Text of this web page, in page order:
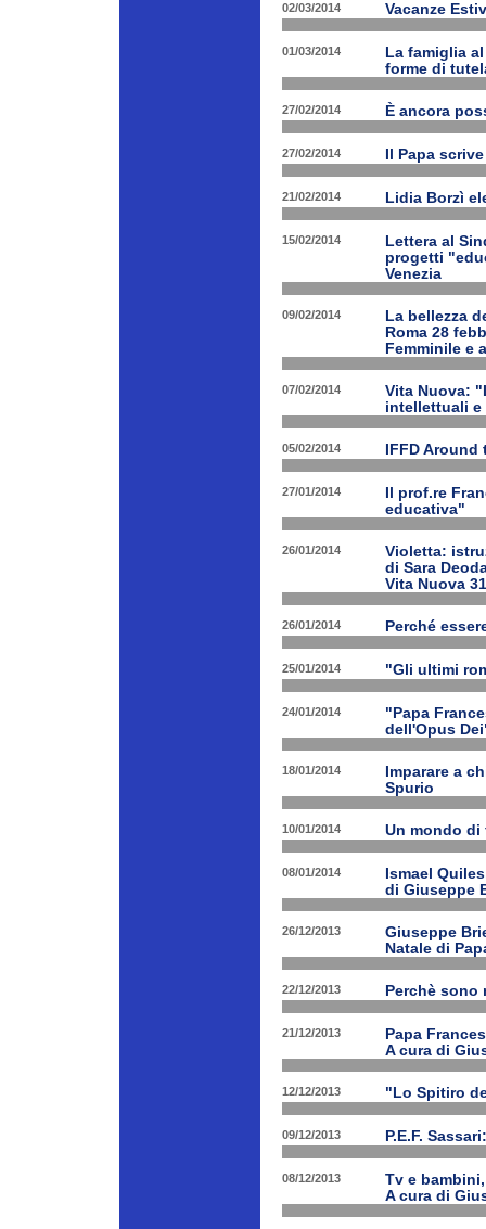
02/03/2014 Vacanze
01/03/2014
La famiglia
forme di
27/02/2014 È ancora
27/02/2014 Il Papa
21/02/2014 Lidia Borzì
15/02/2014
Lettera al
progetti
Venezia
09/02/2014
La bellezza
Roma 28
Femminile e
07/02/2014
Vita Nuova:
intellettuali e
05/02/2014 IFFD
27/01/2014
Il prof.re
educativa"
26/01/2014
Violetta:
di Sara
Vita Nuova
26/01/2014 Perché
25/01/2014 "Gli ultimi
24/01/2014
"Papa
dell'Opus
18/01/2014
Imparare a
Spurio
10/01/2014 Un mondo di
08/01/2014
Ismael
di Giuseppe
26/12/2013
Giuseppe
Natale di
22/12/2013 Perchè sono
21/12/2013
Papa
A cura di
12/12/2013 "Lo Spitiro
09/12/2013 P.E.F.
08/12/2013
Tv e
A cura di